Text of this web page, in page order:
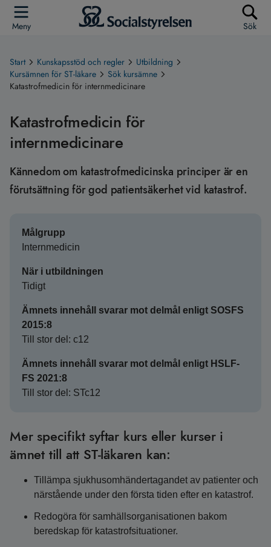
Meny Sök
Start Kunskapsstöd och regler
Utbildning
Kursämnen för ST-läkare
Sök kursämne
Katastrofmedicin för internmedicinare
Katastrofmedicin för
internmedicinare
Kännedom om katastrofmedicinska principer är en
förutsättning för god patientsäkerhet vid katastrof.
Målgrupp
Internmedicin
När i utbildningen
Tidigt
Ämnets innehåll svarar mot delmål enligt SOSFS
2015:8
Till stor del: c12
Ämnets innehåll svarar mot delmål enligt HSLF-
FS 2021:8
Till stor del: STc12
Mer specifikt syftar kurs eller kurser i
ämnet till att ST-läkaren kan:
Tillämpa sjukhusomhändertagandet av patienter och
närstående under den första tiden efter en katastrof.
Redogöra för samhällsorganisationen bakom
beredskap för katastrofsituationer.